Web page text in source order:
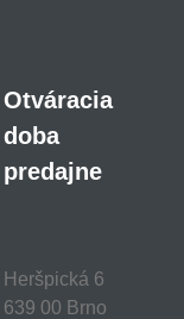
Otváracia
doba
predajne
Heršpická 6
639 00 Brno